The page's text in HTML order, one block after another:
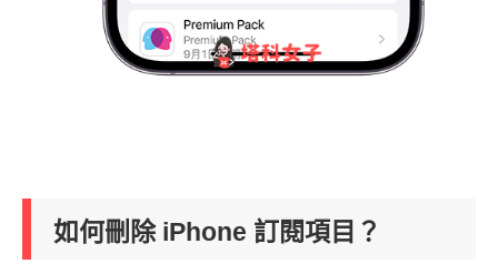
如何刪除 iPhone 訂閱項目？